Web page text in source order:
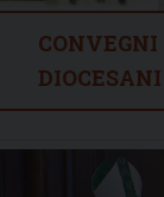
CONVEGNI
DIOCESANI